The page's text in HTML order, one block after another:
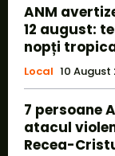
ANM
12 august:
nopți
Local 10 August
7 persoane
atacul
Recea-